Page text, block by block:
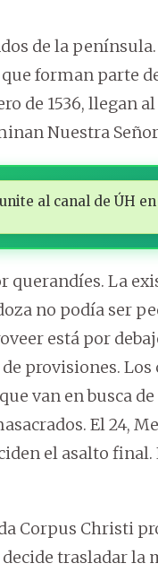
de la
forman parte
de 1536, llegan
Nuestra
al canal de ÚH
La
no podía ser
está por
provisiones.
van en busca
El 24,
el asalto final.
Corpus Christi
trasladar la